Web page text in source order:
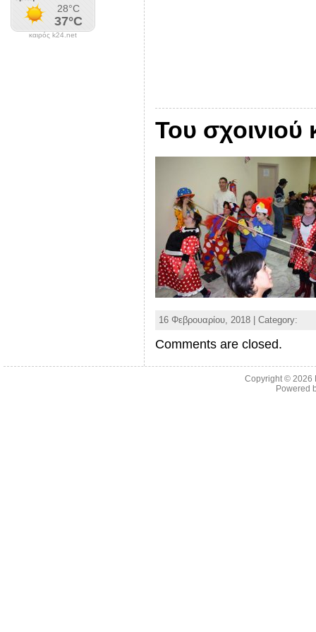
καιρός k24.net
Του σχοινιού
16 Φεβρουαρίου, 2018 | Category:
Comments are closed.
Copyright © 2026
Powered